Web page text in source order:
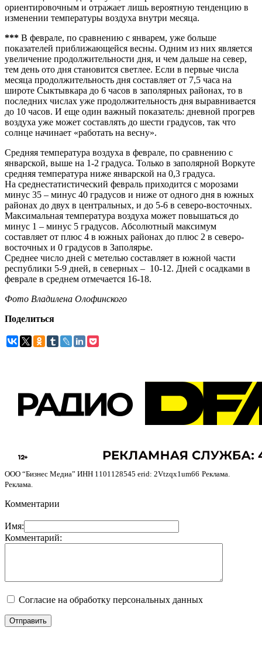
ориентировочным и отражает лишь вероятную тенденцию в
изменении температуры воздуха внутри месяца.
*** В феврале, по сравнению с январем, уже больше
показателей приближающейся весны. Одним из них является
увеличение продолжительности дня, и чем дальше на север,
тем день ото дня становится светлее. Если в первые числа
месяца продолжительность дня составляет от 7,5 часа на
широте Сыктывкара до 6 часов в заполярных районах, то в
последних числах уже продолжительность дня выравнивается
до 10 часов. И еще один важный показатель: дневной прогрев
воздуха уже может составлять до шести градусов, так что
солнце начинает «работать на весну».
Средняя температура воздуха в феврале, по сравнению с
январской, выше на 1-2 градуса. Только в заполярной Воркуте
средняя температура ниже январской на 0,3 градуса.
На среднестатистический февраль приходится с морозами
минус 35 – минус 40 градусов и ниже от одного дня в южных
районах до двух в центральных, и до 5-6 в северо-восточных.
Максимальная температура воздуха может повышаться до
минус 1 – минус 5 градусов. Абсолютный максимум
составляет от плюс 4 в южных районах до плюс 2 в северо-
восточных и 0 градусов в Заполярье.
Среднее число дней с метелью составляет в южной части
республики 5-9 дней, в северных – 10-12. Дней с осадками в
феврале в среднем отмечается 16-18.
Фото Владилена Олофинского
Поделиться
ООО “Бизнес Медиа” ИНН 1101128545 erid: 2Vtzqx1um66 Реклама.
Реклама.
Комментарии
Имя:
Комментарий:
Согласие на обработку персональных данных